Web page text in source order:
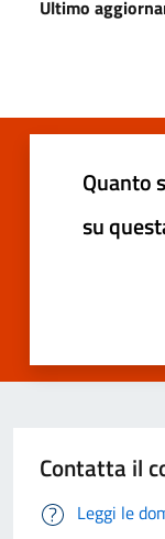
Ultimo
Quanto
su
Contatta il
Leggi le